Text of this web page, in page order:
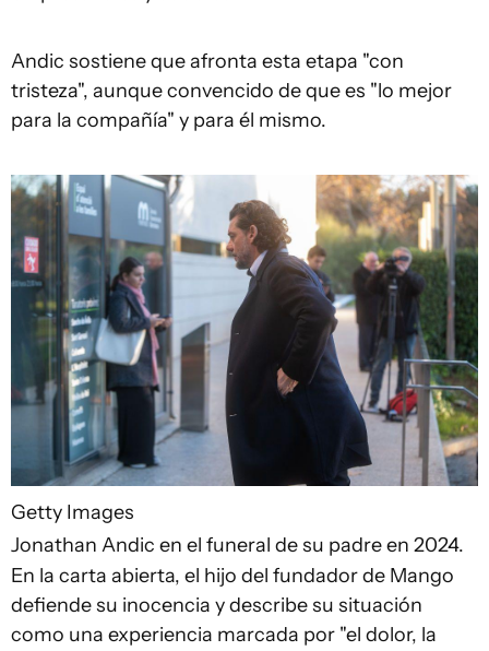
Andic sostiene que afronta esta etapa "con
tristeza", aunque convencido de que es "lo mejor
para la compañía" y para él mismo.
Getty Images
Jonathan Andic en el funeral de su padre en 2024.
En la carta abierta, el hijo del fundador de Mango
defiende su inocencia y describe su situación
como una experiencia marcada por "el dolor, la